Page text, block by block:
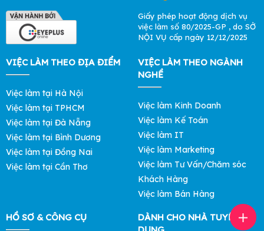
Giấy phép hoạt động dịch vụ
việc làm số 80/2025-GP , do SỞ
NỘI VỤ cấp ngày 12/12/2025
VIỆC LÀM THEO ĐỊA ĐIỂM
Việc làm tại Hà Nội
Việc làm tại TPHCM
Việc làm tại Đà Nẵng
Việc làm tại Bình Dương
Việc làm tại Đồng Nai
Việc làm tại Cần Thơ
VIỆC LÀM THEO NGÀNH
NGHỀ
Việc làm Kinh Doanh
Việc làm Kế Toán
Việc làm IT
Việc làm Marketing
Việc làm Tư Vấn/Chăm sóc
Khách Hàng
Việc làm Bán Hàng
HỒ SƠ & CÔNG CỤ
DÀNH CHO NHÀ TUYỂN